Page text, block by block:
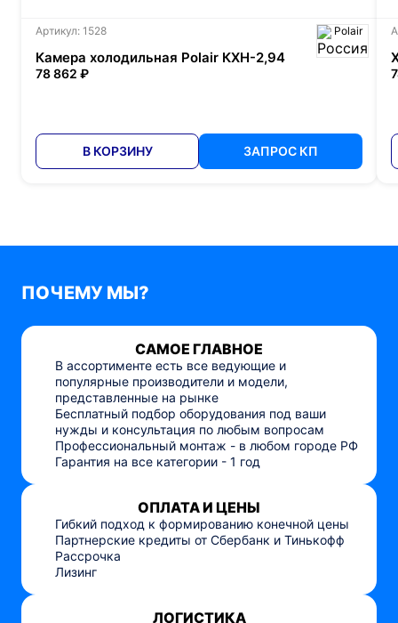
Артикул: 1528 Polair
Камера холодильная Polair КХН-2,94
78 862 ₽
В КОРЗИНУ ЗАПРОС КП
ПОЧЕМУ МЫ?
САМОЕ ГЛАВНОЕ
В ассортименте есть все ведующие и
популярные производители и модели,
представленные на рынке
Бесплатный подбор оборудования под ваши
нужды и консультация по любым вопросам
Профессиональный монтаж - в любом городе РФ
Гарантия на все категории - 1 год
ОПЛАТА И ЦЕНЫ
Гибкий подход к формированию конечной цены
Партнерские кредиты от Сбербанк и Тинькофф
Рассрочка
Лизинг
ЛОГИСТИКА